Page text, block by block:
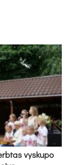
vys­ku­po